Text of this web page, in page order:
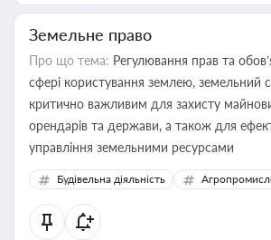
Земельне право
Про що тема: Регулювання прав та
сфері користування землею, земельний
критично важливим для захисту
орендарів та держави, а також для
управління земельними ресурсами
Будівельна діяльність